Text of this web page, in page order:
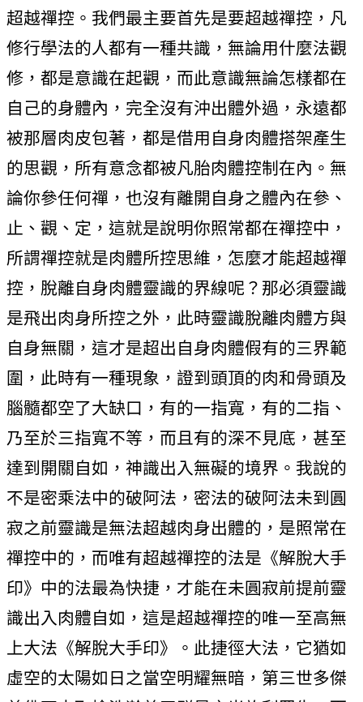
超越禪控。我們最主要首先是要超越禪控，凡
修行學法的人都有一種共識，無論用什麼法觀
修，都是意識在起觀，而此意識無論怎樣都在
自己的身體內，完全沒有沖出體外過，永遠都
被那層肉皮包著，都是借用自身肉體搭架產生
的思觀，所有意念都被凡胎肉體控制在內。無
論你參任何禪，也沒有離開自身之體內在參、
止、觀、定，這就是說明你照常都在禪控中，
所謂禪控就是肉體所控思維，怎麼才能超越禪
控，脫離自身肉體靈識的界線呢？那必須靈識
是飛出肉身所控之外，此時靈識脫離肉體方與
自身無關，這才是超出自身肉體假有的三界範
圍，此時有一種現象，證到頭頂的肉和骨頭及
腦髓都空了大缺口，有的一指寬，有的二指、
乃至於三指寬不等，而且有的深不見底，甚至
達到開關自如，神識出入無礙的境界。我說的
不是密乘法中的破阿法，密法的破阿法未到圓
寂之前靈識是無法超越肉身出體的，是照常在
禪控中的，而唯有超越禪控的法是《解脫大手
印》中的法最為快捷，才能在未圓寂前提前靈
識出入肉體自如，這是超越禪控的唯一至高無
上大法《解脫大手印》。此捷徑大法，它猶如
虛空的太陽如日之當空明耀無暗，第三世多傑